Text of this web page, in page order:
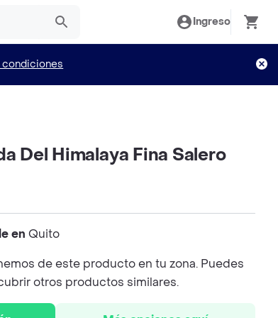
Ingreso
condiciones
Del Himalaya Fina Salero
en Quito
de este producto en tu zona. Puedes
otros productos similares.